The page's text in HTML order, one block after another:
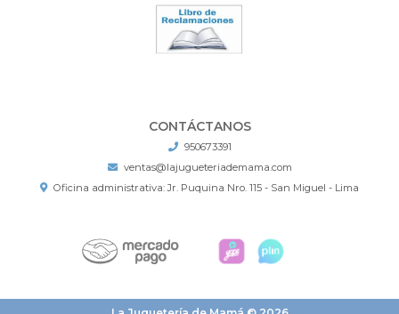
CONTÁCTANOS
950673391
ventas@lajugueteriademama.com
Oficina administrativa: Jr. Puquina Nro. 115 - San Miguel - Lima